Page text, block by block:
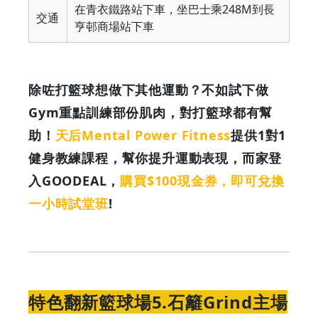
交通
在青衣鐵路站下車，坐巴士乘248M到長
亨邨商場站下車
除咗打籃球想做下其他運動？不如試下做
Gym重點訓練部份肌肉，對打籃球都有幫
助！ 天后Mental Power Fitness提供1對1
健身教練課程，幫你提升運動表現，而家登
入GOODEAL， 購買$100現金券，即可兌換
一小時試堂班!
特色翻新籃球場5.石籬Grind主場